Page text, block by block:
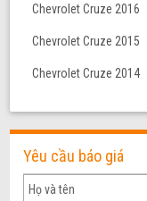
Chevrolet Cruze 2016
Chevrolet Cruze 2015
Chevrolet Cruze 2014
Yêu cầu báo giá